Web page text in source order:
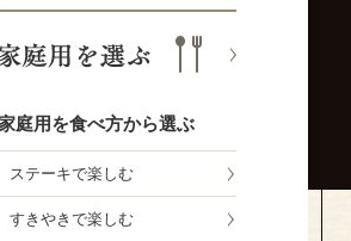
庭用を食べ方から選ぶ
ステーキで楽しむ
すきやきで楽しむ